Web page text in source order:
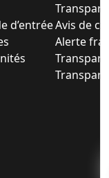
d’entréeAvis de
Alerte